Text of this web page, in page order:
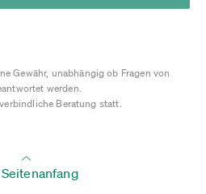
Gewähr, unabhängig ob Fragen von
werden.
Beratung statt.